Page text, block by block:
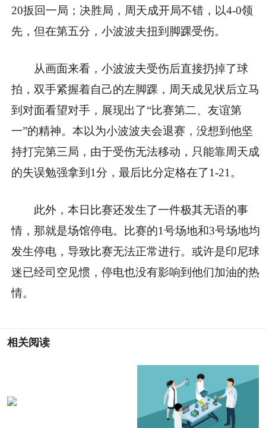
20扳回一局；决胜局，周天成开局不错，以4-0领
先，但在第五分，小波波夫扭到脚踝受伤。
从画面来看，小波波夫受伤后直接扔掉了球
拍，双手紧握着自己的左脚踝，周天成见状后立马
到对面看望对手，展现出了“比赛第二、友谊第
一”的精神。本以为小波波夫会退赛，没想到他坚
持打完第三局，由于受伤无法移动，只能靠周天成
的失误勉强拿到1分，最后比分定格在了1-21。
此外，本日比赛还发生了一件极其无语的事
情，那就是场馆停电。比赛的1号场地和3号场地均
发生停电，导致比赛无法正常进行。或许是印尼球
迷已经司空见惯，停电也没有影响到他们加油的热
情。
相关阅读